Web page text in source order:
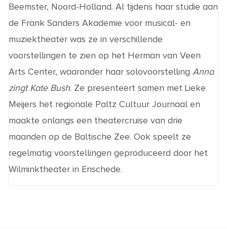
Beemster, Noord-Holland. Al tijdens haar studie aan
de Frank Sanders Akademie voor musical- en
muziektheater was ze in verschillende
voorstellingen te zien op het Herman van Veen
Arts Center, waaronder haar solovoorstelling Anna
zingt Kate Bush. Ze presenteert samen met Lieke
Meijers het regionale Paltz Cultuur Journaal en
maakte onlangs een theatercruise van drie
maanden op de Baltische Zee. Ook speelt ze
regelmatig voorstellingen geproduceerd door het
Wilminktheater in Enschede.